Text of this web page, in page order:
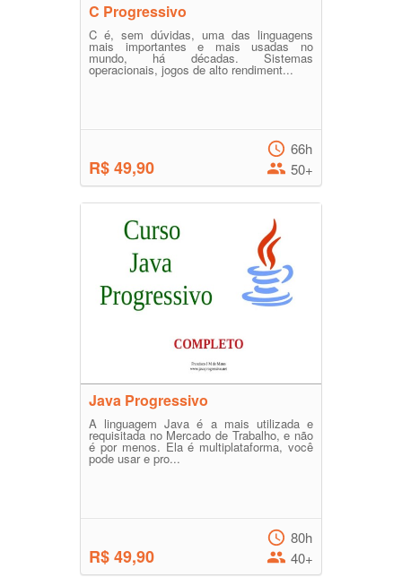
C Progressivo
C é, sem dúvidas, uma das linguagens
mais importantes e mais usadas no
mundo, há décadas. Sistemas
operacionais, jogos de alto rendiment...
R$ 49,90
66h
50+
Java Progressivo
A linguagem Java é a mais utilizada e
requisitada no Mercado de Trabalho, e não
é por menos. Ela é multiplataforma, você
pode usar e pro...
R$ 49,90
80h
40+